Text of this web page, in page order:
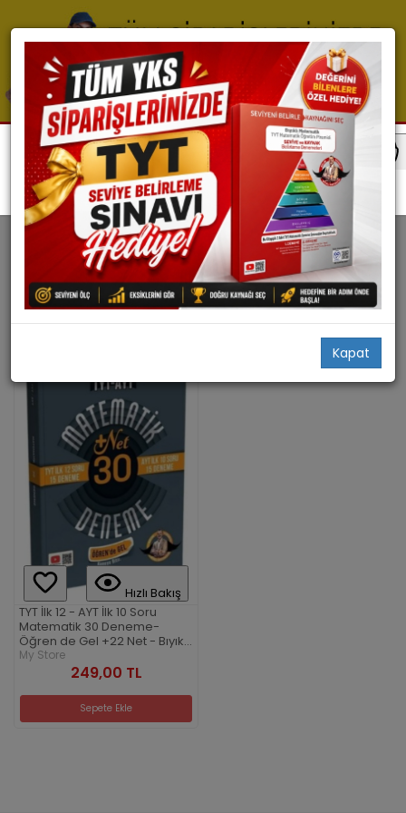
Kapat
My Store
MY STORE 1 ürün bulundu
Filtrele Stoktakiler
Hızlı Bakış
TYT İlk 12 - AYT İlk 10 Soru
Matematik 30 Deneme-
Öğren de Gel +22 Net - Bıyıklı
Matematik
My Store
249,00 TL
Sepete Ekle